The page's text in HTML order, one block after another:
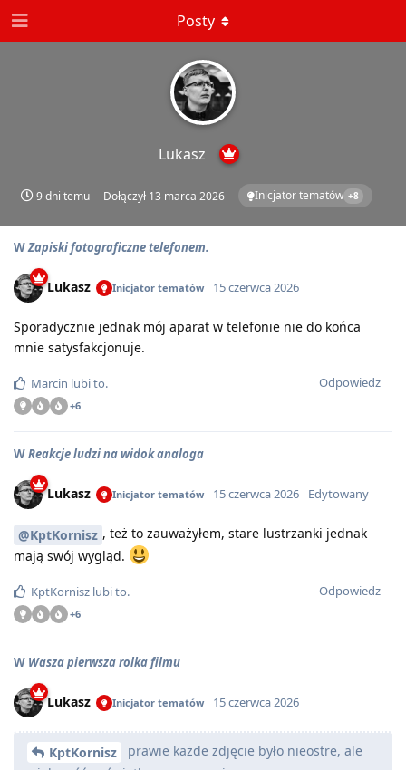
Lukasz
9 dni temu Dołączył 13 marca 2026 Inicjator tematów +8
Posty
WZapiski fotograficzne telefonem.
Lukasz Inicjator tematów 15 czerwca 2026
Sporadycznie jednak mój aparat w telefonie nie do końca
mnie satysfakcjonuje.
Odpowiedz
Marcin lubi to.
+6
WReakcje ludzi na widok analoga
Lukasz Inicjator tematów 15 czerwca 2026 Edytowany
@KptKornisz , też to zauważyłem, stare lustrzanki jednak
mają swój wygląd.
Odpowiedz
KptKornisz lubi to.
+6
W Wasza pierwsza rolka filmu
Lukasz Inicjator tematów 15 czerwca 2026
KptKornisz
prawie każde zdjęcie było nieostre, ale